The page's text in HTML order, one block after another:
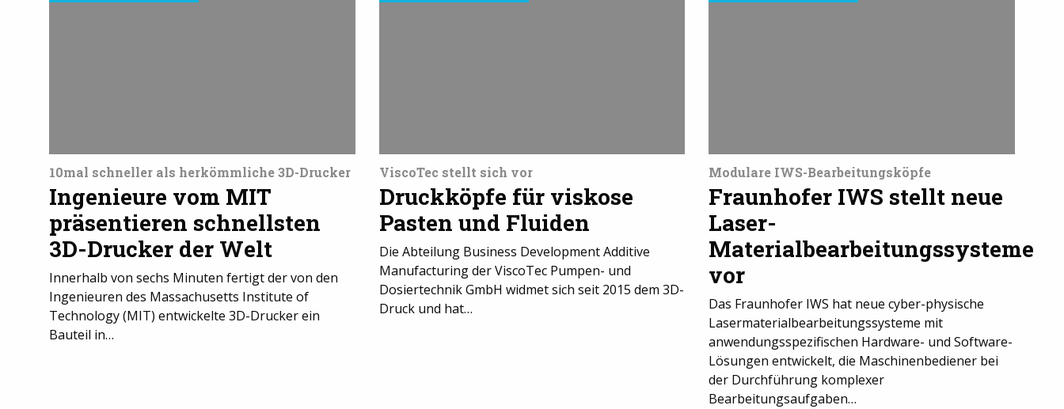
10mal schneller als herkömmliche 3D-Drucker
Ingenieure vom MIT
präsentieren schnellsten
3D-Drucker der Welt
Innerhalb von sechs Minuten fertigt der von den
Ingenieuren des Massachusetts Institute of
Technology (MIT) entwickelte 3D-Drucker ein
Bauteil in…
ViscoTec stellt sich vor
Druckköpfe für viskose
Pasten und Fluiden
Die Abteilung Business Development Additive
Manufacturing der ViscoTec Pumpen- und
Dosiertechnik GmbH widmet sich seit 2015 dem 3D-
Druck und hat…
Modulare IWS-Bearbeitungsköpfe
Fraunhofer IWS stellt neue
Laser-
Materialbearbeitungssysteme
vor
Das Fraunhofer IWS hat neue cyber-physische
Lasermaterialbearbeitungssysteme mit
anwendungsspezifischen Hardware- und Software-
Lösungen entwickelt, die Maschinenbediener bei
der Durchführung komplexer
Bearbeitungsaufgaben…